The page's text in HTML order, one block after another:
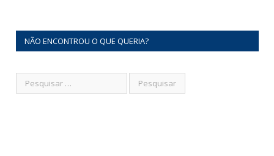
NÃO ENCONTROU O QUE QUERIA?